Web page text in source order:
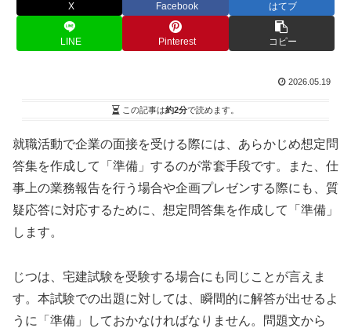
X Facebook はてブ
LINE Pinterest コピー
2026.05.19
この記事は約2分で読めます。
就職活動で企業の面接を受ける際には、あらかじめ想定問
答集を作成して「準備」するのが常套手段です。また、仕
事上の業務報告を行う場合や企画プレゼンする際にも、質
疑応答に対応するために、想定問答集を作成して「準備」
します。
じつは、宅建試験を受験する場合にも同じことが言えま
す。本試験での出題に対しては、瞬間的に解答が出せるよ
うに「準備」しておかなければなりません。問題文から